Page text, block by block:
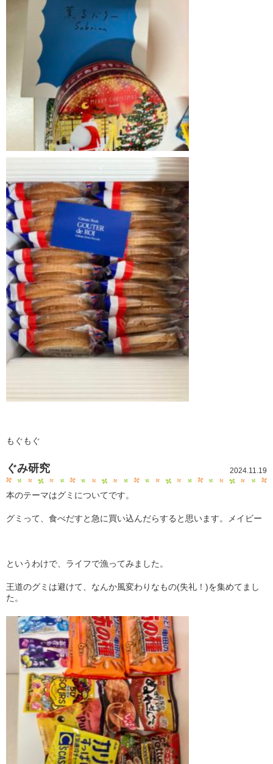
もぐもぐ
2024.11.19
ぐみ研究
本のテーマはグミについてです。
グミって、食べだすと急に買い込んだらすると思います。メイビー
というわけで、ライフで漁ってみました。
王道のグミは避けて、なんか風変わりなもの(失礼！)を集めてまし
た。